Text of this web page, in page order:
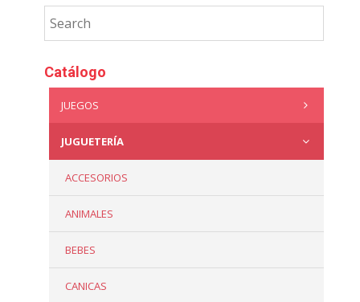
Catálogo
JUEGOS
JUGUETERÍA
ACCESORIOS
ANIMALES
BEBES
CANICAS